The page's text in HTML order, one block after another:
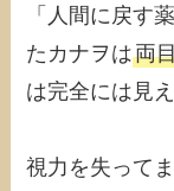
「人間に戻す
たカナヲは両
は完全には見
視力を失って